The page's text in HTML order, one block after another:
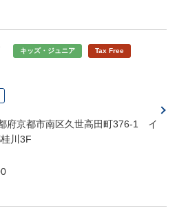
キッズ・ジュニア Tax Free
府京都市南区久世高田町376-1 イ
川3F